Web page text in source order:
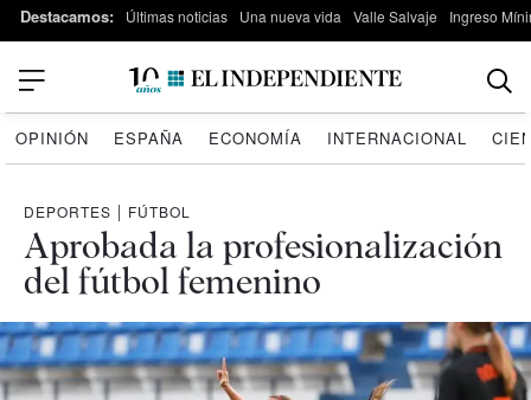
Destacamos: Últimas noticias Una nueva vida Valle Salvaje Ingreso
OPINIÓN ESPAÑA ECONOMÍA INTERNACIONAL
DEPORTES | FÚTBOL
Aprobada la profesionalización
del fútbol femenino